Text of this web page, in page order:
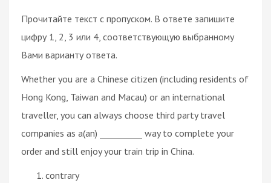
Прочитайте текст с пропуском. В ответе запишите
цифру 1, 2, 3 или 4, соответствующую выбранному
Вами варианту ответа.
Whether you are a Chinese citizen (including residents of
Hong Kong, Taiwan and Macau) or an international
traveller, you can always choose third party travel
companies as a(an) __________ way to complete your
order and still enjoy your train trip in China.
contrary